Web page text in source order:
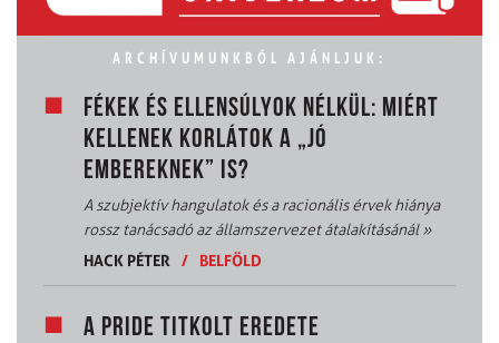
ARCHÍVUMUNKBÓL AJÁNLJUK:
FÉKEK ÉS ELLENSÚLYOK NÉLKÜL: MIÉRT
KELLENEK KORLÁTOK A „JÓ
EMBEREKNEK” IS?
A szubjektív hangulatok és a racionális érvek hiánya
rossz tanácsadó az államszervezet átalakításánál»
HACK PÉTER
/ BELFÖLD
A PRIDE TITKOLT EREDETE